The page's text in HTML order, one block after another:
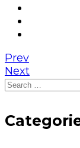
Prev
Next
Search